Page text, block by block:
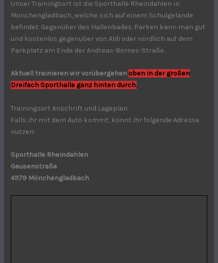
Unser Trainingsort ist die Sporthalle Rheindahlen in
Mönchengladbach, welche sich auf einem Schulgelände
befindet. Gegenüber des Hallenbades. Parken kann man gut
und kostenlos gegenüber von Aldi oder nördlich auf dem
Parkplatz am Ende der Andreas-Bornes-Straße.
Aktuell trainieren wir vorübergehenoben in der großen
Dreifach Sporthalle ganz hinten durch.
Trainingsort Anschrift und Lageplan
Falls ihr mit dem Auto kommt, könnt ihr folgende Adresse
nutzen:
Sporthalle Rheindahlen
Geusenstraße
41179 Mönchengladbach